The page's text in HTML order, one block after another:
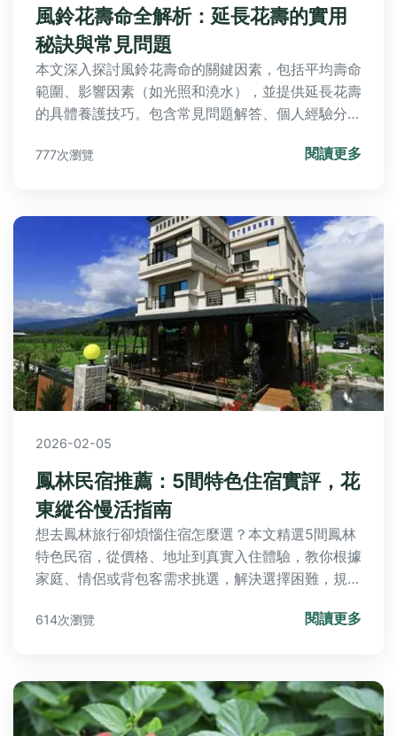
風鈴花壽命全解析：延長花壽的實用
秘訣與常見問題
本文深入探討風鈴花壽命的關鍵因素，包括平均壽命
範圍、影響因素（如光照和澆水），並提供延長花壽
的具體養護技巧。包含常見問題解答、個人經驗分享
問，讓花卉活得更久更健康。
777次瀏覽 閱讀更多
2026-02-05
鳳林民宿推薦：5間特色住宿實評，花
東縱谷慢活指南
想去鳳林旅行卻煩惱住宿怎麼選？本文精選5間鳳林
特色民宿，從價格、地址到真實入住體驗，教你根據
家庭、情侶或背包客需求挑選，解決選擇困難，規劃
614次瀏覽 閱讀更多